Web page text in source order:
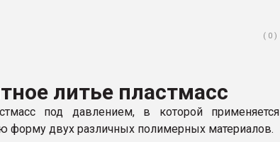
( 0 )
литье пластмасс
под давлением, в которой применяется
форму двух различных полимерных материалов.